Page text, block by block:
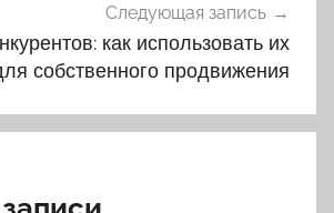
Следующая запись
как использовать их
собственного продвижения